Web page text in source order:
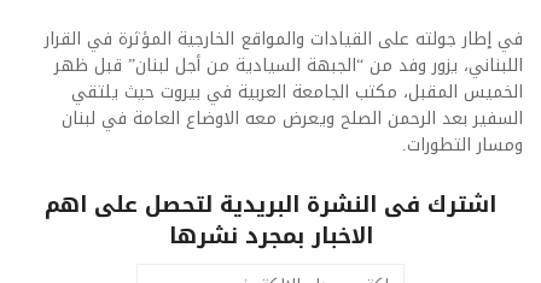
في إطار جولته على القيادات والمواقع الخارجية المؤثرة في القرار
اللبناني، يزور وفد من “الجبهة السيادية من أجل لبنان” قبل ظهر
الخميس المقبل، مكتب الجامعة العربية في بيروت حيث يلتقي
السفير بعد الرحمن الصلح ويعرض معه الاوضاع العامة في لبنان
ومسار التطورات.
اشترك فى النشرة البريدية لتحصل على اهم
الاخبار بمجرد نشرها